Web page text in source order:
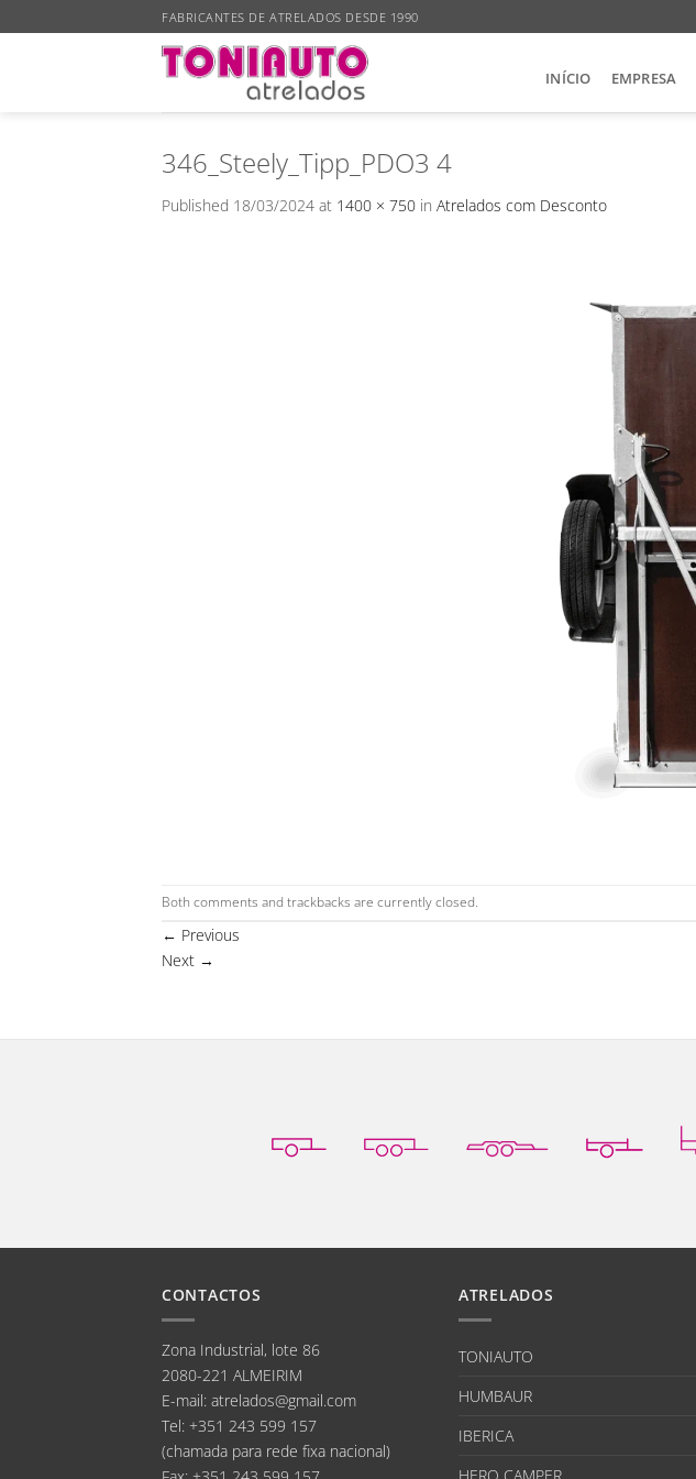
to
FABRICANTES DE ATRELADOS DESDE 1990
INÍCIO EMPRESA
346_Steely_Tipp_PDO3 4
Published 18/03/2024 at 1400 × 750 in Atrelados com Desconto
Both comments and trackbacks are currently closed.
← Previous
Next →
CONTACTOS
Zona Industrial, lote 86
2080-221 ALMEIRIM
E-mail: atrelados@gmail.com
Tel: +351 243 599 157
(chamada para rede fixa nacional)
ATRELADOS
TONIAUTO
HUMBAUR
IBERICA